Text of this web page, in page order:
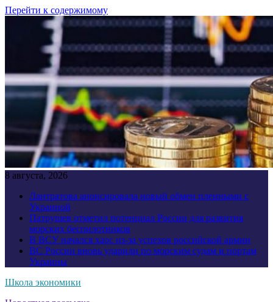
Перейти к содержимому
8 августа, 2026
Лантратова анонсировала новый обмен пленными с
Украиной
Патрушев отметил потенциал России для развития
морских беспилотников
В ВСУ начался хаос из-за успехов российской армии
ВС России вновь ударили по морским судам и портам
Украины
Школа экономики